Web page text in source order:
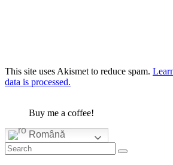
This site uses Akismet to reduce spam.
data is processed.
Buy me a coffee!
Română